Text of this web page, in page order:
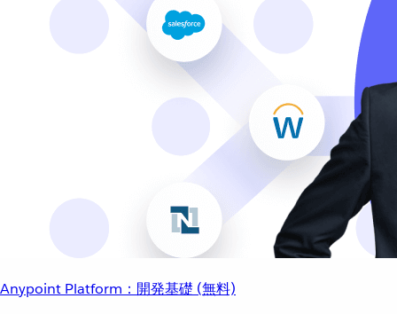
Anypoint Platform：開発基礎 (無料)